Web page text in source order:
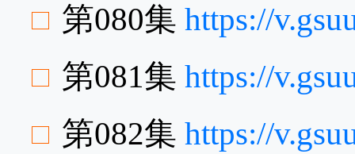
第080集 https://
第081集 https://
第082集 https://